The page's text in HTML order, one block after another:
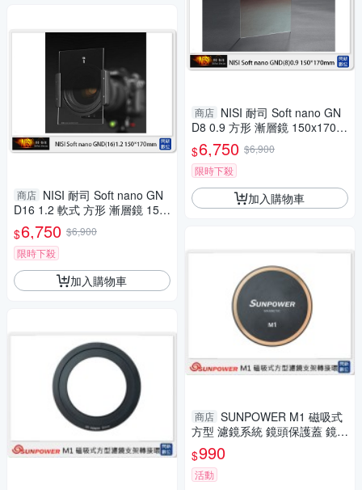
商店 NISI 耐司 Soft nano GN
D16 1.2 軟式 方形 漸層鏡 150
x170mm(減四格)ND16
$6,750 $6,900
限時下殺
加入購物車
商店 NISI 耐司 Soft nano GN
D8 0.9 方形 漸層鏡 150x170m
m (減三格)nd8
$6,750 $6,900
限時下殺
加入購物車
商店 SUNPOWER M1 磁吸式
方型 濾鏡系統 鏡頭保護蓋 鏡頭
蓋 (湧蓮公司貨)
$990
活動